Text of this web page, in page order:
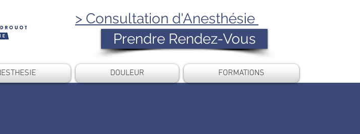
> Consultation d'Anesthésie
Prendre Rendez-Vous
DOULEUR FORMATIONS